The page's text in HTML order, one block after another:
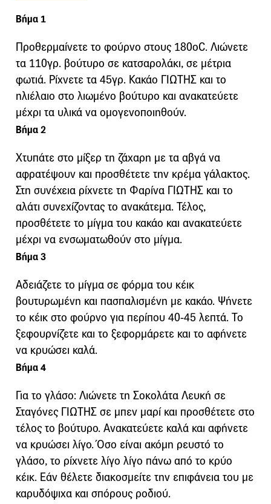
Βήμα 1
Προθερμαίνετε το φούρνο στους 180οC. Λιώνετε
τα 110γρ. βούτυρο σε κατσαρολάκι, σε μέτρια
φωτιά. Ρίχνετε τα 45γρ. Κακάο ΓΙΩΤΗΣ και το
ηλιέλαιο στο λιωμένο βούτυρο και ανακατεύετε
μέχρι τα υλικά να ομογενοποιηθούν.
Βήμα 2
Χτυπάτε στο μίξερ τη ζάχαρη με τα αβγά να
αφρατέψουν και προσθέτετε την κρέμα γάλακτος.
Στη συνέχεια ρίχνετε τη Φαρίνα ΓΙΩΤΗΣ και το
αλάτι συνεχίζοντας το ανακάτεμα. Τέλος,
προσθέτετε το μίγμα του κακάο και ανακατεύετε
μέχρι να ενσωματωθούν στο μίγμα.
Βήμα 3
Αδειάζετε το μίγμα σε φόρμα του κέικ
βουτυρωμένη και πασπαλισμένη με κακάο. Ψήνετε
το κέικ στο φούρνο για περίπου 40-45 λεπτά. Το
ξεφουρνίζετε και το ξεφορμάρετε και το αφήνετε
να κρυώσει καλά.
Βήμα 4
Για το γλάσο: Λιώνετε τη Σοκολάτα Λευκή σε
Σταγόνες ΓΙΩΤΗΣ σε μπεν μαρί και προσθέτετε στο
τέλος το βούτυρο. Ανακατεύετε καλά και αφήνετε
να κρυώσει λίγο. Όσο είναι ακόμη ρευστό το
γλάσο, το ρίχνετε λίγο λίγο πάνω από το κρύο
κέικ. Εάν θέλετε διακοσμείτε την επιφάνεια του με
καρυδόψιχα και σπόρους ροδιού.